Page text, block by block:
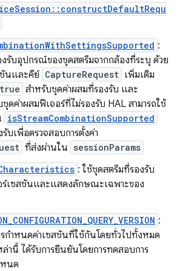
:
งรับอุปกรณ์ของชุดสตรีมจากกล้องที่ระบุ ด้วย
ชันและคีย์ CaptureRequest เพิ่มเติม
true สำหรับชุดค่าผสมที่รองรับ และ
ดค่าผสมฟีเจอร์ที่ไม่รองรับ HAL สามารถใช้
isStreamCombinationSupported
บเพื่อตรวจสอบการตั้งค่า
ที่ส่งผ่านใน sessionParams
: ใช้ชุดสตรีมที่รองรับ
ร์เซสชันและแสดงลักษณะเฉพาะของ
:
รกำหนดค่าเซสชันที่ใช้กันโดยทั่วไปทั้งหมด
ล่านี้ ได้รับการยืนยันโดยการทดสอบการ
นด